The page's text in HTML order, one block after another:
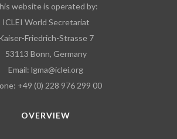
website is operated by:
ICLEI World Secretariat
Friedrich-Strasse 7
53113 Bonn, Germany
Email: lgma@iclei.org
+49 (0) 228 976 299 00
OVERVIEW